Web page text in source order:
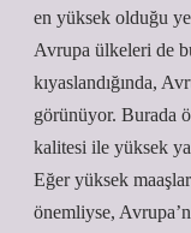
en yüksek olduğu
Avrupa ülkeleri de
kıyaslandığında,
görünüyor. Burada
kalitesi ile yüksek
Eğer yüksek
önemliyse,